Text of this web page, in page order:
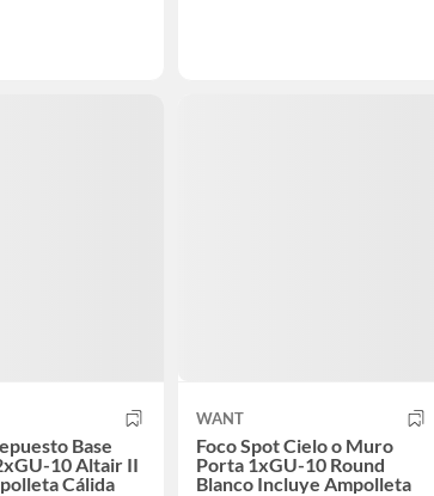
Base
10 Altair II
Cálida
WANT
Foco Spot Cielo o Muro
Porta 1xGU-10 Round
Blanco Incluye Ampolleta